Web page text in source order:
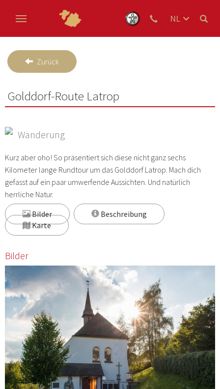
NL
Zurück
Golddorf-Route Latrop
Wanderung
Kurz aber oho! So präsentiert sich diese nicht ganz sechs
Kilometer lange Rundtour um das Golddorf Latrop. Mach dich
gefasst auf ein paar umwerfende Aussichten. Und natürlich
herrliche Natur.
Bilder
Beschreibung
Karte
Bilder